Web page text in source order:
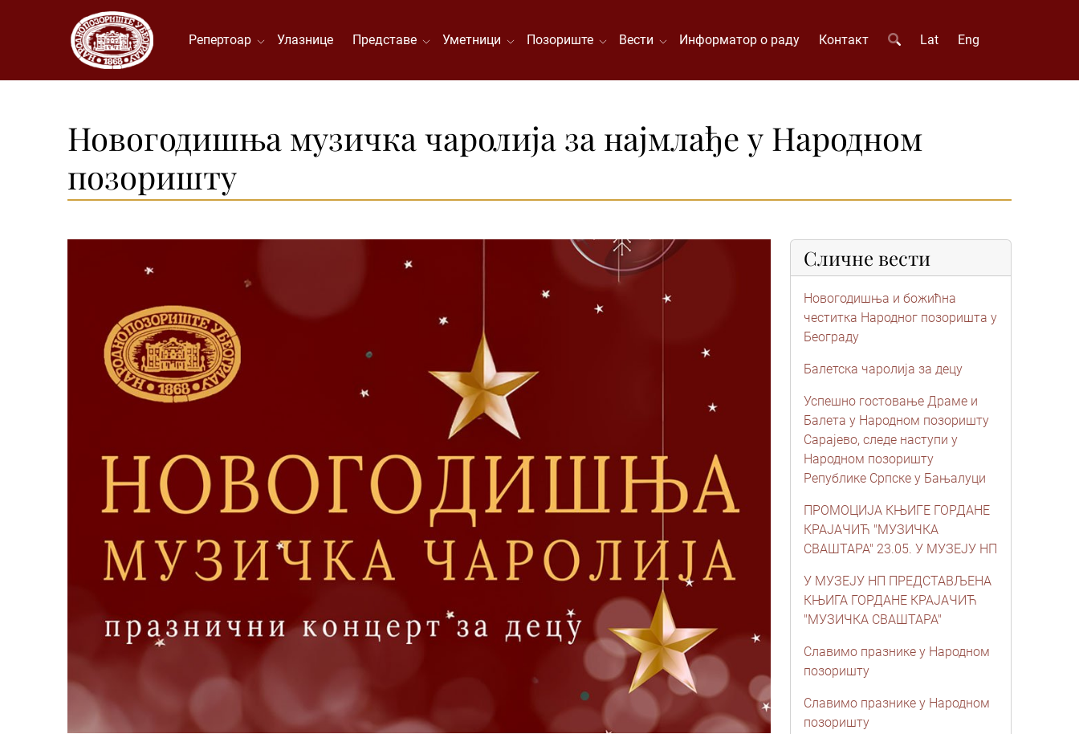
Репертоар Улазнице Представе Уметници Позориште Вести Информатор о раду Контакт Lat Eng
Новогодишња музичка чаролија за најмлађе у Народном
позоришту
Сличне вести
Новогодишња и божићна
честитка Народног позоришта у
Београду
Балетска чаролија за децу
Успешно гостовање Драме и
Балета у Народном позоришту
Сарајево, следе наступи у
Народном позоришту
Републике Српске у Бањалуци
ПРОМОЦИЈА КЊИГЕ ГОРДАНЕ
КРАЈАЧИЋ "МУЗИЧКА
СВАШТАРА" 23.05. У МУЗЕЈУ НП
У МУЗЕЈУ НП ПРЕДСТАВЉЕНА
КЊИГА ГОРДАНЕ КРАЈАЧИЋ
"МУЗИЧКА СВАШТАРА"
Славимо празнике у Народном
позоришту
Славимо празнике у Народном
позоришту